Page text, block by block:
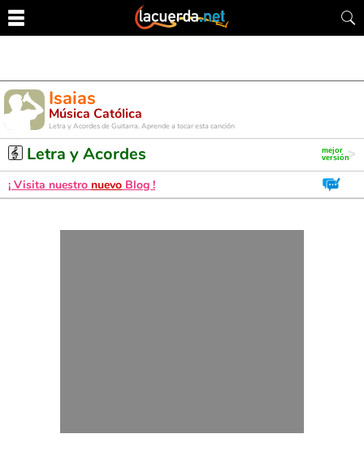
Isaias
Música Católica
Letra y Acordes de Guitarra. Aprende a tocar esta canción
Letra y Acordes
¡ Visita nuestro nuevo Blog !